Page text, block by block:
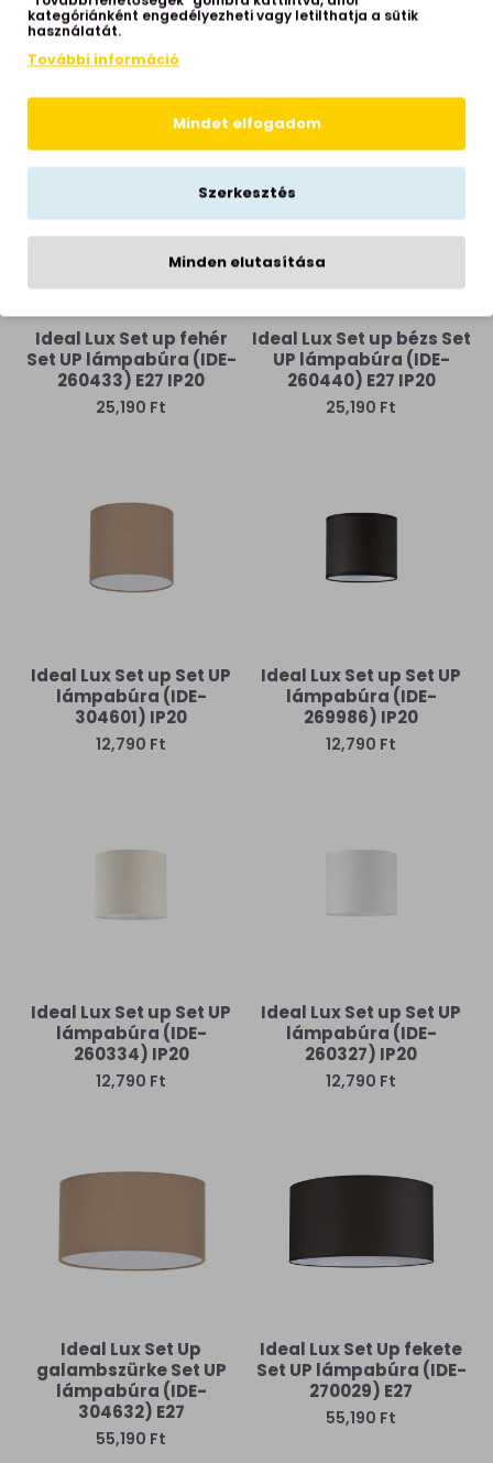
lámpabúra (IDE-
304618) E27 IP20
25,190 Ft
270005) E27 IP20
Ideal Lux Set up fehér
Set UP lámpabúra (IDE-
260433) E27 IP20
25,190 Ft
Ideal Lux Set up bézs Set
UP lámpabúra (IDE-
260440) E27 IP20
25,190 Ft
Ideal Lux Set up Set UP
lámpabúra (IDE-
304601) IP20
12,790 Ft
Ideal Lux Set up Set UP
lámpabúra (IDE-
269986) IP20
12,790 Ft
Ideal Lux Set up Set UP
lámpabúra (IDE-
260334) IP20
12,790 Ft
Ideal Lux Set up Set UP
lámpabúra (IDE-
260327) IP20
12,790 Ft
Ideal Lux Set Up
galambszürke Set UP
lámpabúra (IDE-
304632) E27
55,190 Ft
Ideal Lux Set Up fekete
Set UP lámpabúra (IDE-
270029) E27
55,190 Ft
kategóriánként engedélyezheti vagy letilthatja a sütik
használatát.
További információ
Mindet elfogadom
Szerkesztés
Minden elutasítása